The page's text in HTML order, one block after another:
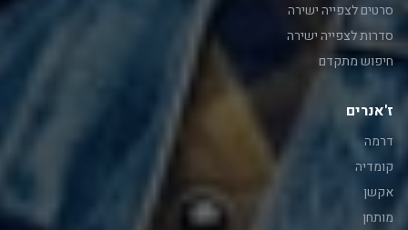
סרטים לצפייה ישירה
סדרות לצפייה ישירה
חיפוש מתקדם
ז'אנרים
דרמה
קומדיה
אקשן
מותחן